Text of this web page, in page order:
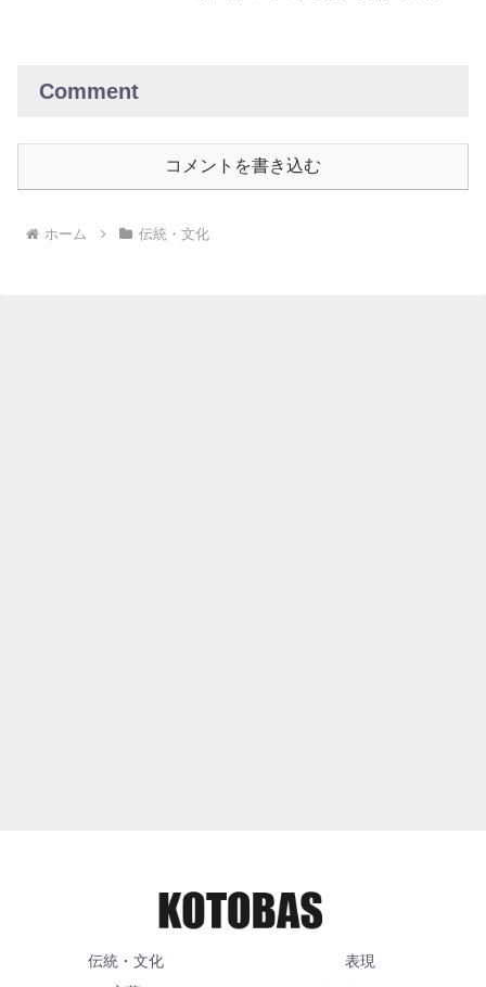
Comment
コメントを書き込む
ホーム 伝統・文化
伝統・文化
表現